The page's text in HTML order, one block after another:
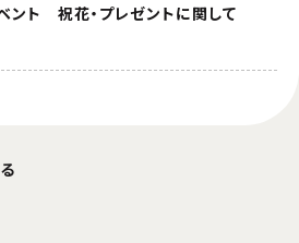
ント 祝花・プレゼントに関して